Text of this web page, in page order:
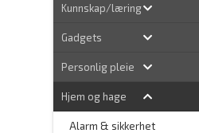
Kunnskap/læring
Gadgets
Personlig pleie
Hjem og hage
Alarm & sikkerhet